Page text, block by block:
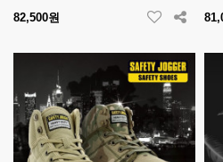
82,500원